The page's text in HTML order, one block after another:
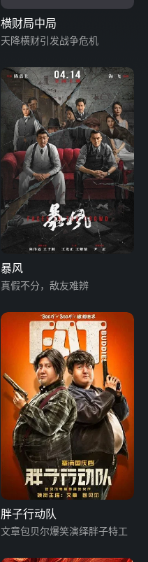
横财局中局
天降横财引发战争危机
暴风
真假不分，敌友难辨
胖子行动队
文章包贝尔爆笑演绎胖子特工